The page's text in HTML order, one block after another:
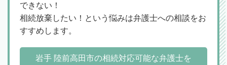
できない！
相続放棄したい！という悩みは弁護士への相談をお
すすめします。
岩手 陸前高田市の相続対応可能な弁護士を